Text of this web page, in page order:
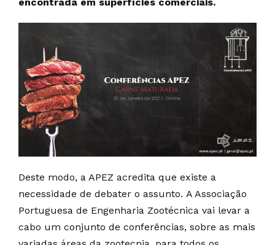
Deste modo, a APEZ acredita que existe a
necessidade de debater o assunto. A Associação
Portuguesa de Engenharia Zootécnica vai levar a
cabo um conjunto de conferências, sobre as mais